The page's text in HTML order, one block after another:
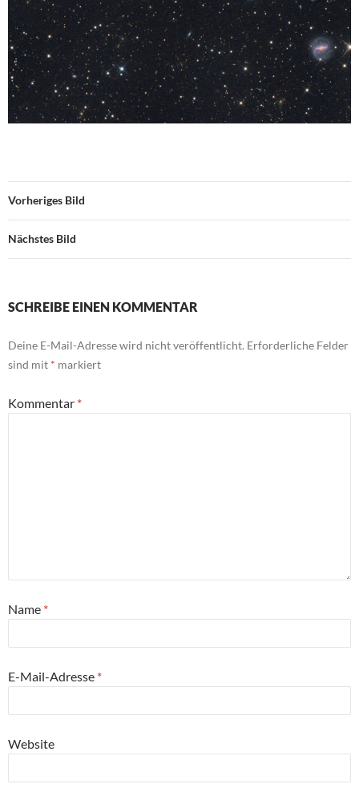
Vorheriges Bild
Nächstes Bild
SCHREIBE EINEN KOMMENTAR
Deine E-Mail-Adresse wird nicht veröffentlicht. Erforderliche Felder
sind mit * markiert
Kommentar *
Name *
E-Mail-Adresse *
Website